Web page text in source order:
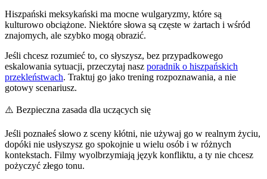
Hiszpański meksykański ma mocne wulgaryzmy, które są
kulturowo obciążone. Niektóre słowa są częste w żartach i wśród
znajomych, ale szybko mogą obrazić.
Jeśli chcesz rozumieć to, co słyszysz, bez przypadkowego
eskalowania sytuacji, przeczytaj nasz poradnik o hiszpańskich
przekleństwach. Traktuj go jako trening rozpoznawania, a nie
gotowy scenariusz.
⚠️ Bezpieczna zasada dla uczących się
Jeśli poznałeś słowo z sceny kłótni, nie używaj go w realnym życiu,
dopóki nie usłyszysz go spokojnie u wielu osób i w różnych
kontekstach. Filmy wyolbrzymiają język konfliktu, a ty nie chcesz
pożyczyć złego tonu.